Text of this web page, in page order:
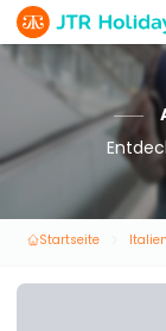
Startseite Italien